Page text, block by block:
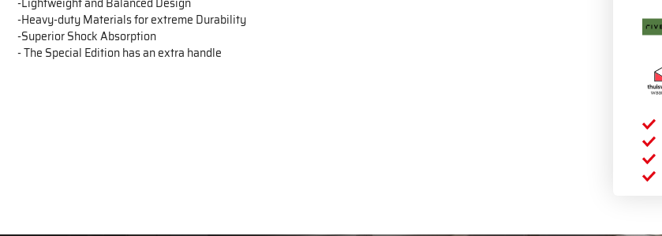
-Heavy-duty Materials for extreme Durability
-Superior Shock Absorption
- The Special Edition has an extra handle